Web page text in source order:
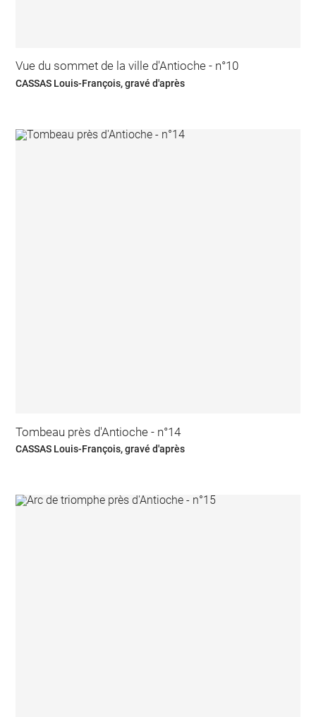
Vue du sommet de la ville d'Antioche - n°10
CASSAS Louis-François, gravé d'après
Tombeau près d'Antioche - n°14
CASSAS Louis-François, gravé d'après